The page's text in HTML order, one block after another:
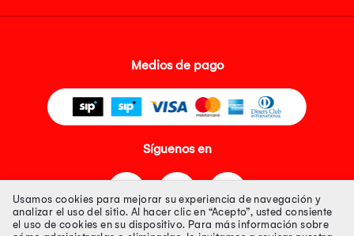
Medios de pago
Síguenos en
Usamos cookies para mejorar su experiencia de navegación y
analizar el uso del sitio. Al hacer clic en “Acepto”, usted consiente
el uso de cookies en su dispositivo. Para más información sobre